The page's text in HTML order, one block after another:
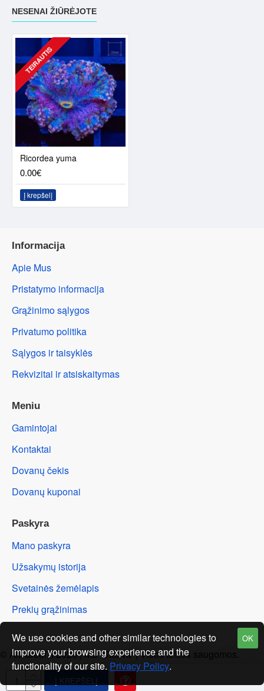
Į KREPŠELĮ
NESENAI ŽIŪRĖJOTE
TEIRAUTIS
Ricordea yuma
0.00€
Į krepšelį
Informacija
Apie Mus
Pristatymo informacija
Grąžinimo sąlygos
Privatumo politika
Sąlygos ir taisyklės
Rekvizitai ir atsiskaitymas
Meniu
Gamintojai
Kontaktai
Dovanų čekis
Dovanų kuponai
Paskyra
Mano paskyra
Užsakymų istorija
Svetainės žemėlapis
Prekių grąžinimas
© Akvareef.lt 2026 | MB 'Stakva' | Visos teisės saugomos.
OK
We use cookies and other similar technologies to
improve your browsing experience and the
functionality of our site. Privacy Policy.